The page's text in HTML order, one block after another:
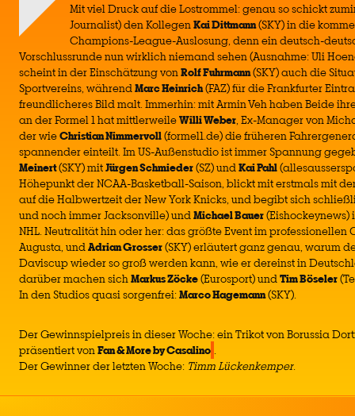
Mit viel Druck auf die Lostrommel: genau so schickt
Journalist) den KollegenKai Dittmann(SKY) in die
Champions-League-Auslosung, denn ein deutsch-
Vorschlussrunde nun wirklich niemand sehen (Ausnahme: Uli
scheint in der Einschätzung vonRolf Fuhrmann(SKY) auch die
Sportvereins, währendMarc Heinrich(FAZ) für die Frankfurter
freundlicheres Bild malt. Immerhin: mit Armin Veh haben Beide
an der Formel 1 hat mittlerweileWilli Weber, Ex-Manager von
der wieChristian Nimmervoll(formel1.de) die früheren
spannender einteilt. Im US-Außenstudio ist immer Spannung
Meinert(SKY) mitJürgen Schmieder(SZ) undKai Pahl
Höhepunkt der NCAA-Basketball-Saison, blickt mit erstmals mit
auf die Halbwertzeit der New York Knicks, und begibt sich
und noch immer Jacksonville) undMichael Bauer
NHL. Neutralität hin oder her: das größte Event im professionellen
Augusta, undAdrian Grosser(SKY) erläutert ganz genau, warum
Daviscup wieder so groß werden kann, wie er dereinst in
darüber machen sichMarkus Zöcke(Eurosport) undTim Böseler
In den Studios quasi sorgenfrei:Marco Hagemann(SKY).
Der Gewinnspielpreis in dieser Woche: ein Trikot von Borussia
präsentiert vonFan & More by Casalino .
Der Gewinner der letzten Woche: Timm Lückenkemper.